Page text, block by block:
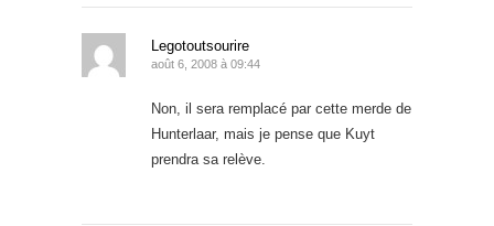
Legotoutsourire
août 6, 2008 à 09:44
Non, il sera remplacé par cette merde de
Hunterlaar, mais je pense que Kuyt
prendra sa relève.